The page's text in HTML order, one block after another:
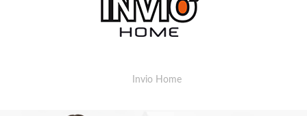
Invio Home